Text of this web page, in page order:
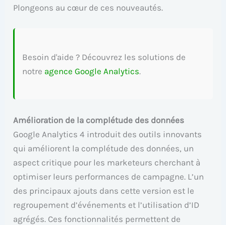
Plongeons au cœur de ces nouveautés.
Besoin d'aide ? Découvrez les solutions de
notre agence Google Analytics.
Amélioration de la complétude des données
Google Analytics 4 introduit des outils innovants
qui améliorent la complétude des données, un
aspect critique pour les marketeurs cherchant à
optimiser leurs performances de campagne. L’un
des principaux ajouts dans cette version est le
regroupement d’événements et l’utilisation d’ID
agrégés. Ces fonctionnalités permettent de